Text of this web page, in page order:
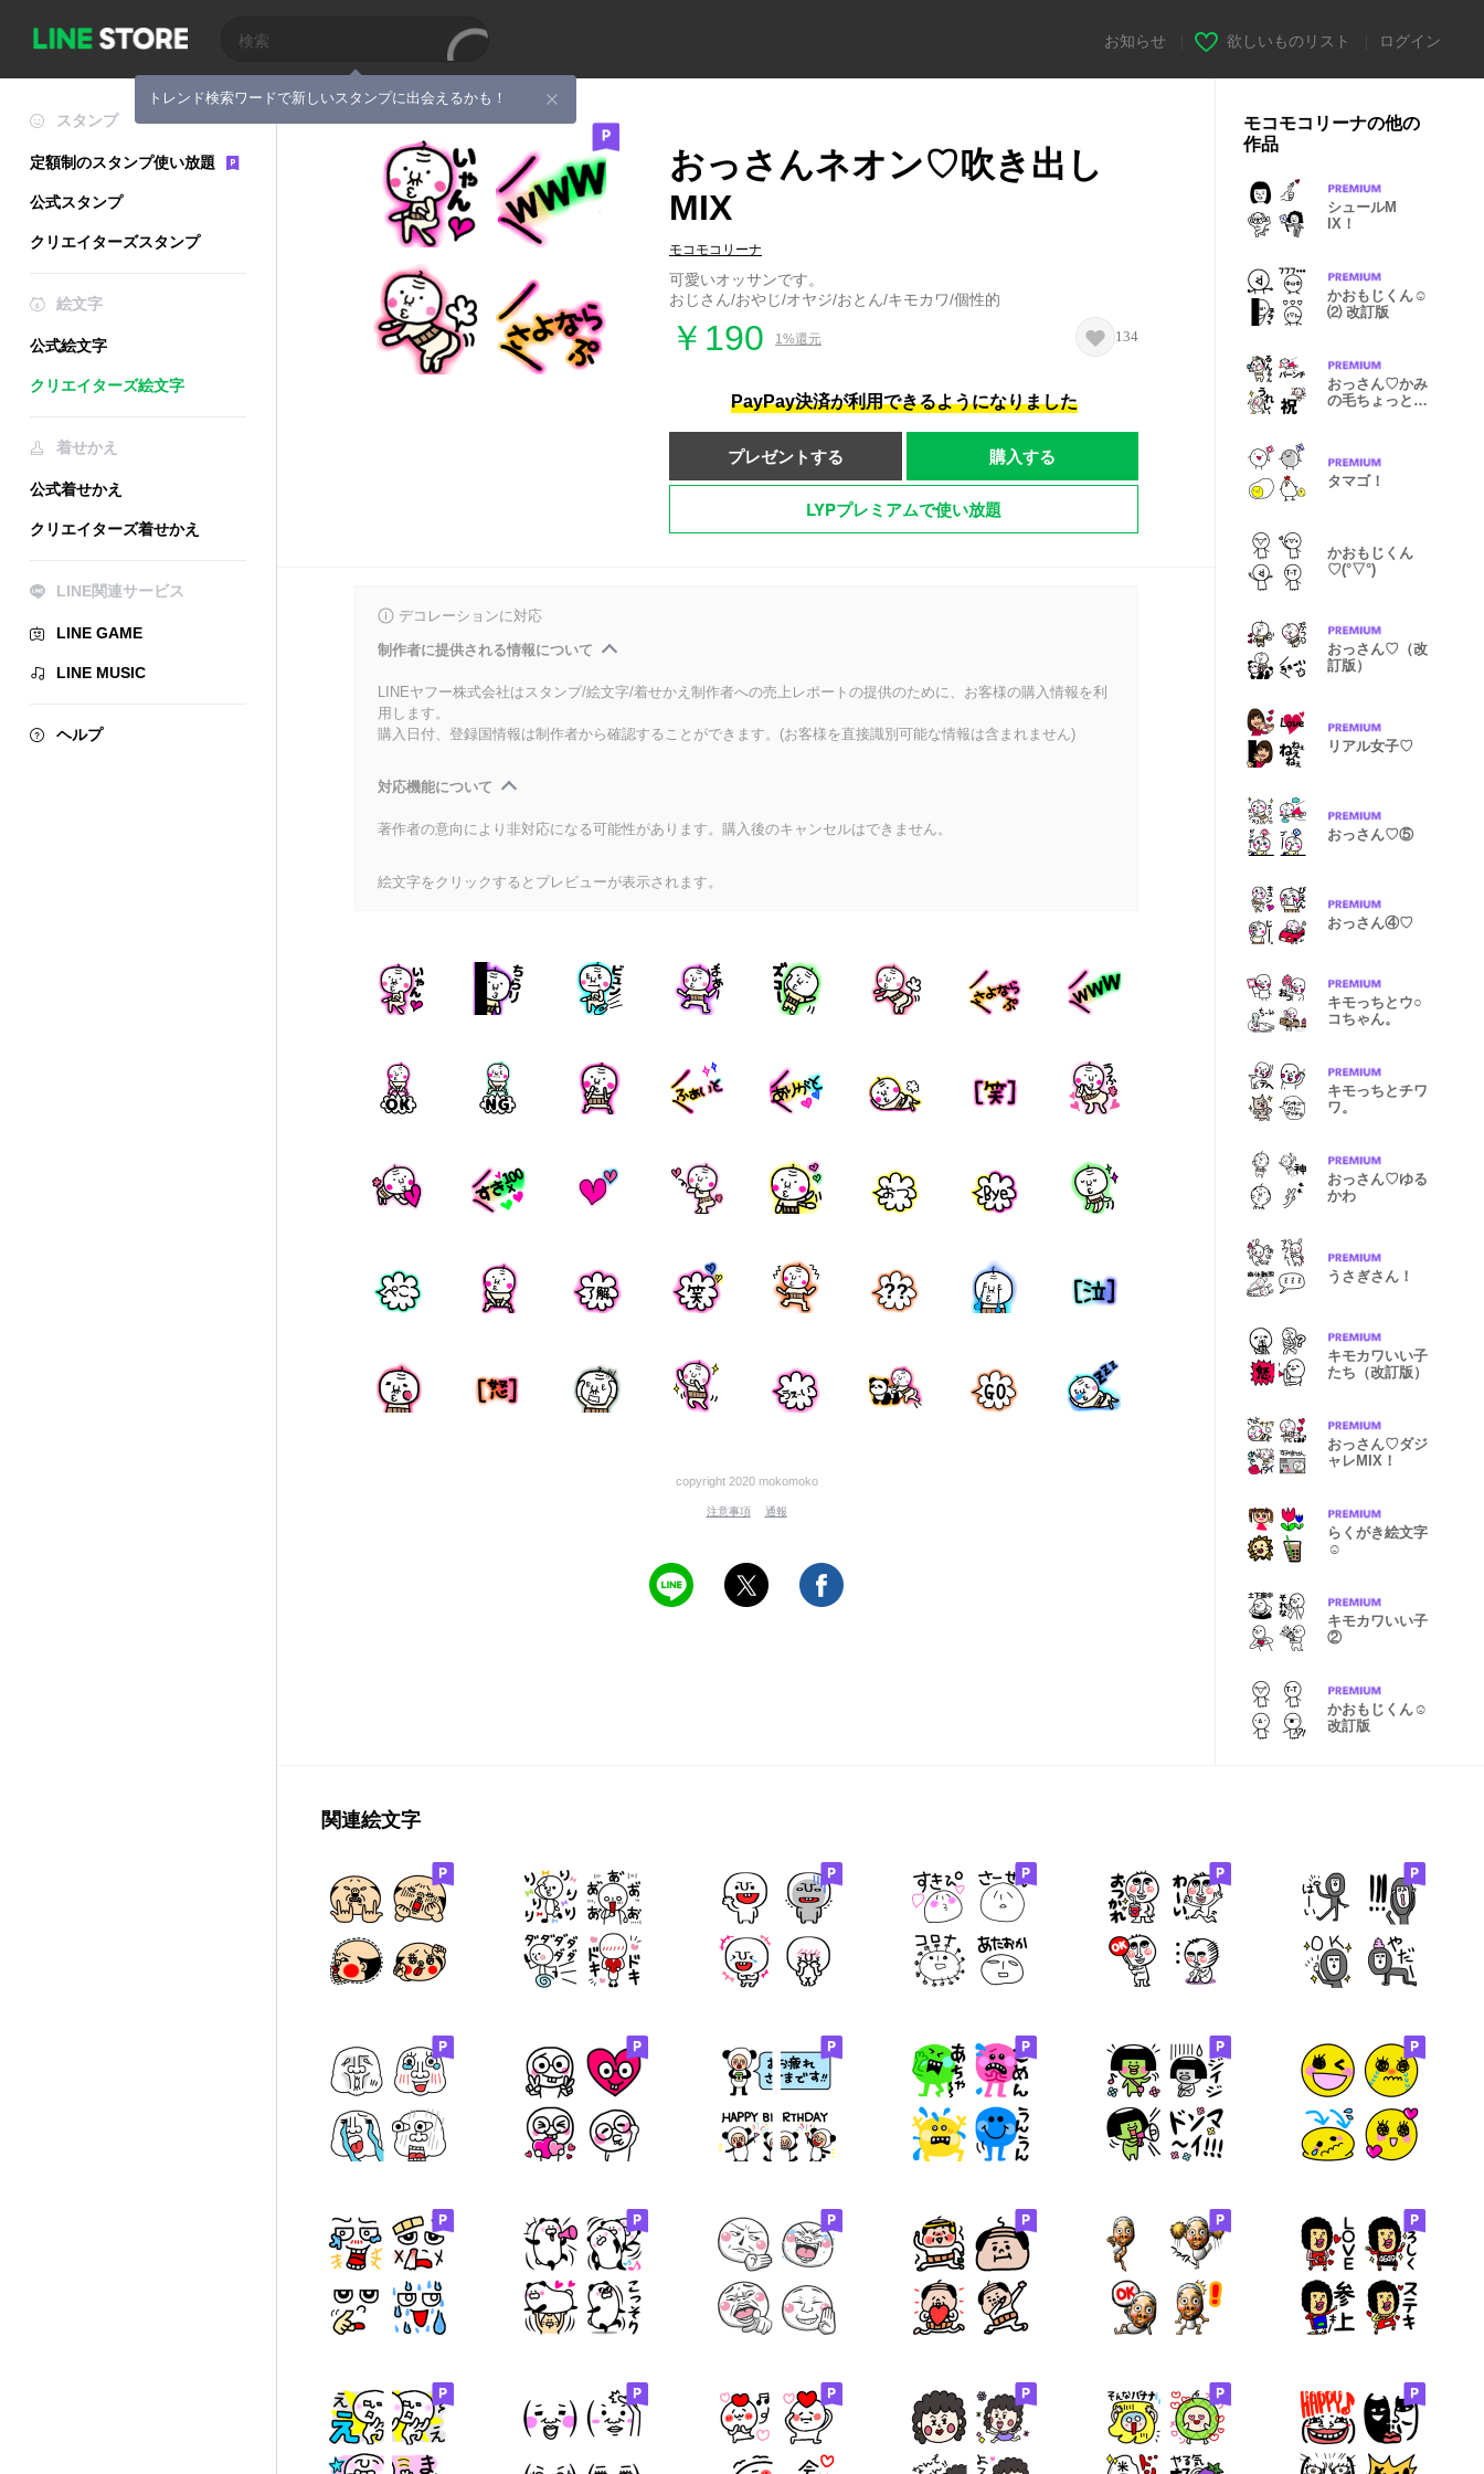
トレンド検索ワードで新しいスタンプに出会えるかも！
お知らせ 欲しいものリスト ログイン
スタンプ
定額制のスタンプ使い放題
公式スタンプ
クリエイターズスタンプ
絵文字
公式絵文字
クリエイターズ絵文字
着せかえ
公式着せかえ
クリエイターズ着せかえ
LINE関連サービス
LINE GAME
LINE MUSIC
ヘルプ
おっさんネオン♡吹き出し
MIX
モコモコリーナ
可愛いオッサンです。
おじさん/おやじ/オヤジ/おとん/キモカワ/個性的
￥190 1%還元 134
PayPay決済が利用できるようになりました
プレゼントする 購入する
LYPプレミアムで使い放題
デコレーションに対応
制作者に提供される情報について
LINEヤフー株式会社はスタンプ/絵文字/着せかえ制作者への売上レポートの提供のために、お客様の購入情報を利
用します。
購入日付、登録国情報は制作者から確認することができます。(お客様を直接識別可能な情報は含まれません)
対応機能について
著作者の意向により非対応になる可能性があります。購入後のキャンセルはできません。
絵文字をクリックするとプレビューが表示されます。
copyright 2020 mokomoko
注意事項 通報
モコモコリーナの他の
作品
シュールM
IX！
かおもじくん☺︎
⑵ 改訂版
おっさん♡かみ
の毛ちょっとふ
タマゴ！
かおもじくん
♡(°▽°)
おっさん♡（改
訂版）
リアル女子♡
おっさん♡⑤
おっさん④♡
キモっちとウ○
コちゃん。
キモっちとチワ
ワ。
おっさん♡ゆる
かわ
うさぎさん！
キモカワいい子
たち（改訂版）
おっさん♡ダジ
ャレMIX！
らくがき絵文字
☺︎
キモカワいい子
②
かおもじくん☺︎
改訂版
関連絵文字